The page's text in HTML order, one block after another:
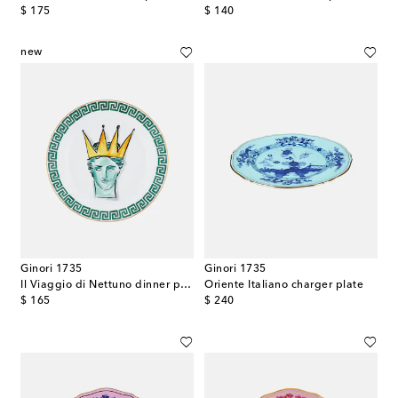
$ 175
original price
$ 140
original price
new
Ginori 1735
Il Viaggio di Nettuno dinner plate by Luke Edward Hall
$ 165
original price
Ginori 1735
Oriente Italiano charger plate
$ 240
original price